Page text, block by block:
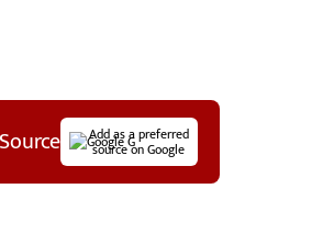
Add as a preferred
source on Google